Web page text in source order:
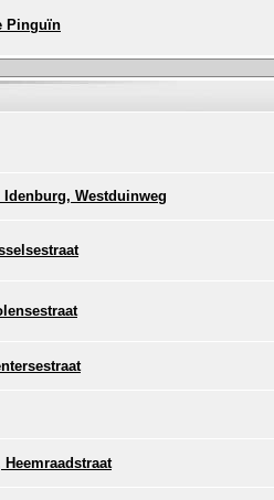
Pinguïn
Westduinweg